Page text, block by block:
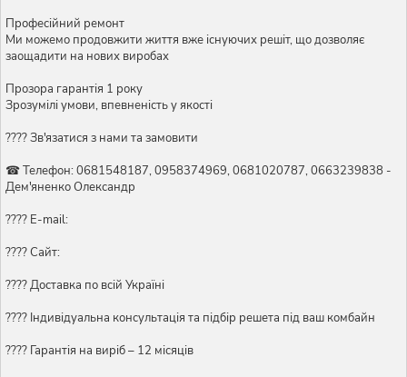
Професійний ремонт
Ми можемо продовжити життя вже існуючих решіт, що дозволяє
заощадити на нових виробах
Прозора гарантія 1 року
Зрозумілі умови, впевненість у якості
???? Зв'язатися з нами та замовити
☎ Телефон: 0681548187, 0958374969, 0681020787, 0663239838 -
Дем'яненко Олександр
???? E-mail:
???? Сайт:
???? Доставка по всій Україні
????️ Індивідуальна консультація та підбір решета під ваш комбайн
???? Гарантія на виріб – 12 місяців